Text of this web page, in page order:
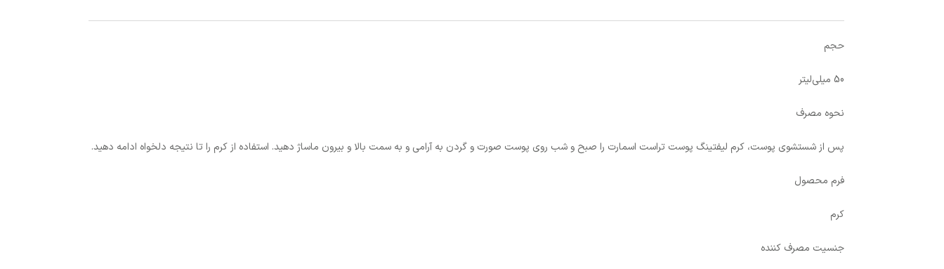
حجم
50 میلی‌لیتر
نحوه‌ مصرف
پس از شستشوی پوست، کرم لیفتینگ پوست تراست اسمارت را صبح و شب روی پوست صورت و گردن به آرامی و به سمت بالا و بیرون ماساژ دهید. استفاده از کرم را تا نتیجه دلخواه ادامه دهید.
فرم محصول
کرم
جنسیت مصرف کننده